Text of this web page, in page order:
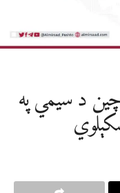
د سیمي په